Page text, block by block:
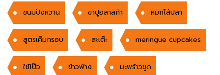
ขนมปังหวาน ขาปูอลาสก้า หมกไส้ปลา
สูตรเค็มกรอบ สะเต๊ะ meringue cupcakes
ใช้โป๊ว ข้าวฟ่าง มะพร้าวขูด